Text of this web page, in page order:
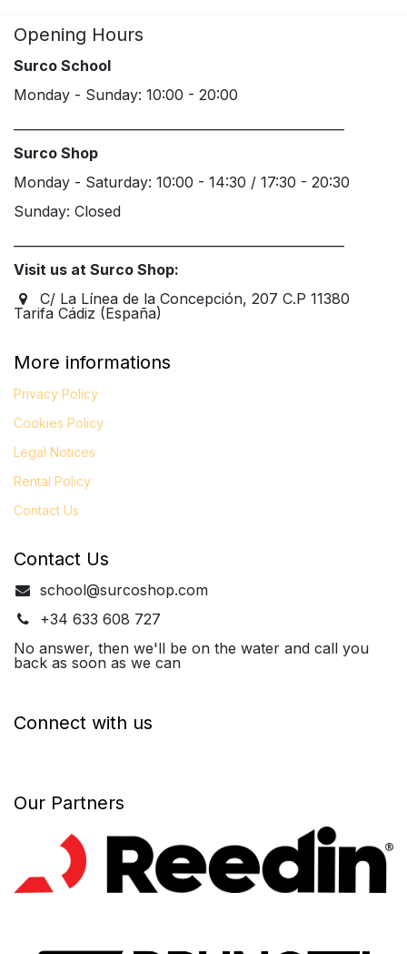
Opening Hours
Surco School
Monday - Sunday: 10:00 - 20:00
Surco Shop
Monday - Saturday: 10:00 - 14:30 / 17:30 - 20:30
Sunday: Closed
Visit us at Surco Shop:
C/ La Línea de la Concepción, 207 C.P 11380
Tarifa Cádiz (España)
More informations
Privacy Policy
Cookies Policy
Legal Notices
Rental Policy
Contact Us
Contact Us
school@surcoshop.com
+34 633 608 727
No answer, then we'll be on the water and call you
back as soon as we can
Connect with us
Our Partners